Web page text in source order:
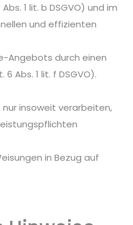
1 lit. b DSGVO) und im
und effizienten
Angebots durch einen
Abs. 1 lit. f DSGVO).
nur insoweit verarbeiten,
in Bezug auf